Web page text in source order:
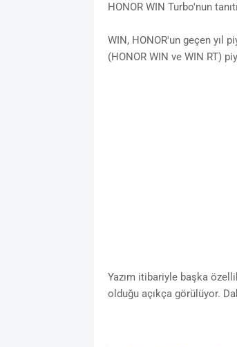
HONOR WIN Turbo'nun
WIN, HONOR'un geçen yıl
(HONOR WIN ve WIN RT)
Yazım itibariyle başka
olduğu açıkça görülüyor.